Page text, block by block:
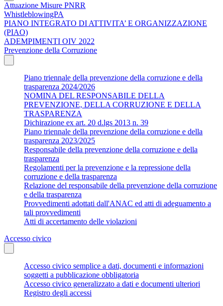
Attuazione Misure PNRR
WhistleblowingPA
PIANO INTEGRATO DI ATTIVITA’ E ORGANIZZAZIONE
(PIAO)
ADEMPIMENTI OIV 2022
Prevenzione della Corruzione
Piano triennale della prevenzione della corruzione e della
trasparenza 2024/2026
NOMINA DEL RESPONSABILE DELLA
PREVENZIONE, DELLA CORRUZIONE E DELLA
TRASPARENZA
Dichirazione ex art. 20 d.lgs 2013 n. 39
Piano triennale della prevenzione della corruzione e della
trasparenza 2023/2025
Responsabile della prevenzione della corruzione e della
trasparenza
Regolamenti per la prevenzione e la repressione della
corruzione e della trasparenza
Relazione del responsabile della prevenzione della corruzione
e della trasparenza
Provvedimenti adottati dall'ANAC ed atti di adeguamento a
tali provvedimenti
Atti di accertamento delle violazioni
Accesso civico
Accesso civico semplice a dati, documenti e informazioni
soggetti a pubblicazione obbligatoria
Accesso civico generalizzato a dati e documenti ulteriori
Registro degli accessi